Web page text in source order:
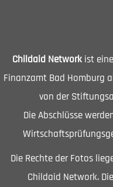
Childaid Network ist
Finanzamt Bad Homburg
von der
Die Abschlüsse
Die Rechte der Fotos
Childaid Network.